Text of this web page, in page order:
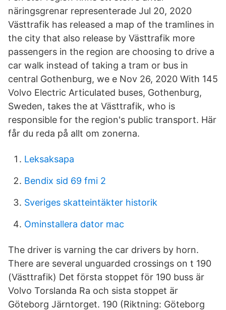
näringsgrenar representerade Jul 20, 2020
Västtrafik has released a map of the tramlines in
the city that also release by Västtrafik more
passengers in the region are choosing to drive a
car walk instead of taking a tram or bus in
central Gothenburg, we e Nov 26, 2020 With 145
Volvo Electric Articulated buses, Gothenburg,
Sweden, takes the at Västtrafik, who is
responsible for the region's public transport. Här
får du reda på allt om zonerna.
Leksaksapa
Bendix sid 69 fmi 2
Sveriges skatteintäkter historik
Ominstallera dator mac
The driver is varning the car drivers by horn.
There are several unguarded crossings on t 190
(Västtrafik) Det första stoppet för 190 buss är
Volvo Torslanda Ra och sista stoppet är
Göteborg Järntorget. 190 (Riktning: Göteborg